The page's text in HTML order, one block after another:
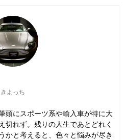
きよっち
頭にスポーツ系や輸入車が特に大
切れず。残りの人生であとどれく
かと考えると、色々と悩みが尽き